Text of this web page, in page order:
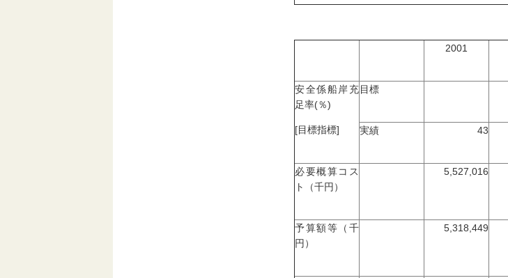
2001
安全係船岸充
足率(％)
[目標指標]
目標
実績 43
必要概算コス
ト（千円）
5,527,016
予算額等（千
円）
5,318,449